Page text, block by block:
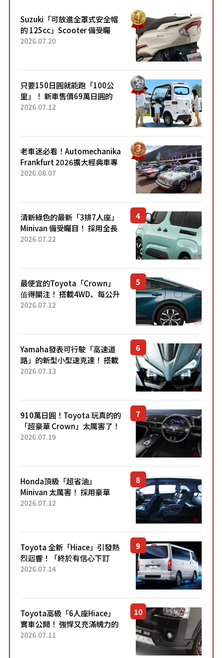
Suzuki「可放進全罩式安全帽
的 125cc」Scooter 備受矚
目！採用全新流線設計與各項
2026.07.20
只要150日圓就能跑「100公
里」！ 新車售價69萬日圓的
「3人座」Trike大受歡迎！ 順
2026.07.12
老車迷必看！Automechanika
Frankfurt 2026擴大經典車專
區 1954年珍稀古董車現場修復
2026.08.07
清新綠色的最新「3排7人座」
Minivan 備受矚目！ 採用全長
4.7公尺剛剛好的車身尺寸與
2026.07.22
最便宜的Toyota「Crown」
值得關注！ 搭載4WD、每公升
22.4公里低油耗表現超亮眼！
2026.07.12
Yamaha發表可行駛「高速道
路」的新型小型速克達！ 搭載
能享受超強勁「渦輪感」的動
2026.07.13
910萬日圓！Toyota 玩真的的
「超豪華 Crown」太厲害了！
採用由「匠人技藝」打造的
2026.07.19
Honda頂級「超省油」
Minivan 太厲害！ 採用豪華
「真皮座椅」與專屬「黑色內
「三...
2026.07.12
Toyota 全新「Hiace」引發熱
烈迴響！「終於有信心下訂
了！」「哪個等級交車最
車？...
2026.07.14
Toyota高級「6人座Hiace」
實車公開！ 強悍又充滿魄力的
「全黑設計」搭配特別「豪華
2026.07.11